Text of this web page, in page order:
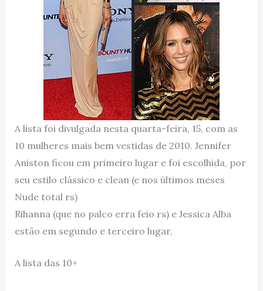
A lista foi divulgada nesta quarta-feira, 15, com as
10 mulheres mais bem vestidas de 2010. Jennifer
Aniston ficou em primeiro lugar e foi escolhida, por
seu estilo clássico e clean (e nos últimos meses
Nude total rs)
Rihanna (que no palco erra feio rs) e Jessica Alba
estão em segundo e terceiro lugar,
A lista das 10+